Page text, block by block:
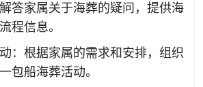
家属关于海葬的疑问，提供海
程信息。
根据家属的需求和安排，组织
包船海葬活动。